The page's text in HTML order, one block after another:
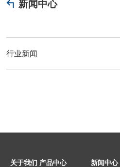
新闻中心
行业新闻
关于我们 产品中心 新闻中心